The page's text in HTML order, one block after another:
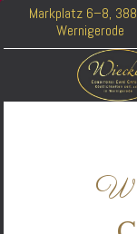
Markplatz 6–8,
Wernigerode